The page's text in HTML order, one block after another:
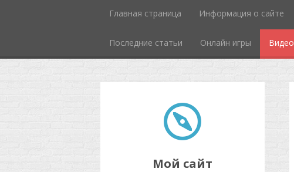
Главная страница Информация о сайте
Последние статьи Онлайн игры Видео
Мой сайт